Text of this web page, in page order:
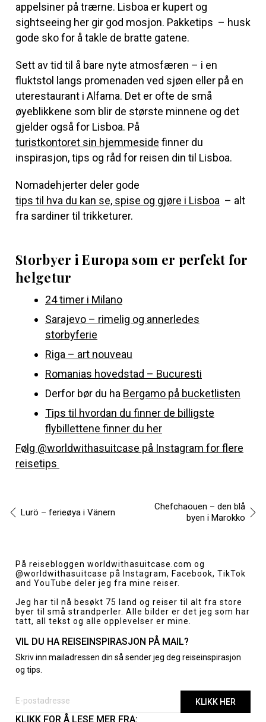
appelsiner på trærne. Lisboa er kupert og
sightseeing her gir god mosjon. Pakketips – husk
gode sko for å takle de bratte gatene.
Sett av tid til å bare nyte atmosfæren – i en
fluktstol langs promenaden ved sjøen eller på en
uterestaurant i Alfama. Det er ofte de små
øyeblikkene som blir de største minnene og det
gjelder også for Lisboa. På
turistkontoret sin hjemmeside finner du
inspirasjon, tips og råd for reisen din til Lisboa.
Nomadehjerter deler gode
tips til hva du kan se, spise og gjøre i Lisboa – alt
fra sardiner til trikketurer.
Storbyer i Europa som er perfekt for
helgetur
24 timer i Milano
Sarajevo – rimelig og annerledes
storbyferie
Riga – art nouveau
Romanias hovedstad – Bucuresti
Derfor bør du ha Bergamo på bucketlisten
Tips til hvordan du finner de billigste
flybillettene finner du her
Følg @worldwithasuitcase på Instagram for flere
reisetips
Chefchaouen – den blå
byen i Marokko
Lurö – ferieøya i Vänern
På reisebloggen worldwithasuitcase.com og
@worldwithasuitcase på Instagram, Facebook, TikTok
and YouTube deler jeg fra mine reiser.
Jeg har til nå besøkt 75 land og reiser til alt fra store
byer til små strandperler. Alle bilder er det jeg som har
tatt, all tekst og alle opplevelser er mine.
VIL DU HA REISEINSPIRASJON PÅ MAIL?
Skriv inn mailadressen din så sender jeg deg reiseinspirasjon
og tips.
KLIKK FOR Å LESE MER FRA: